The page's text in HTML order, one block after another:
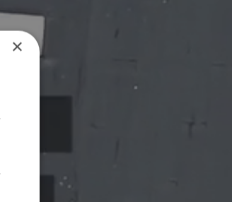
×